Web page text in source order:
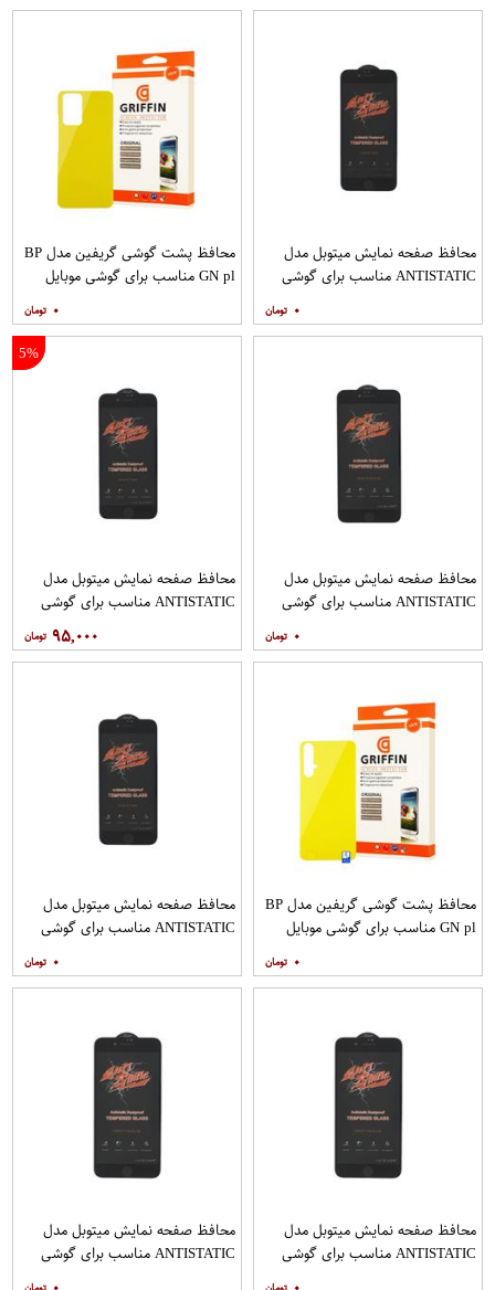
محافظ صفحه نمایش میتوبل مدل
ANTISTATIC مناسب برای گوشی
۰
محافظ پشت گوشی گریفین مدل BP
GN pl مناسب برای گوشی موبایل
۰
محافظ صفحه نمایش میتوبل مدل
ANTISTATIC مناسب برای گوشی
۰
5%
محافظ صفحه نمایش میتوبل مدل
ANTISTATIC مناسب برای گوشی
۹۵,۰۰۰
محافظ پشت گوشی گریفین مدل BP
GN pl مناسب برای گوشی موبایل
۰
محافظ صفحه نمایش میتوبل مدل
ANTISTATIC مناسب برای گوشی
۰
محافظ صفحه نمایش میتوبل مدل
ANTISTATIC مناسب برای گوشی
محافظ صفحه نمایش میتوبل مدل
ANTISTATIC مناسب برای گوشی